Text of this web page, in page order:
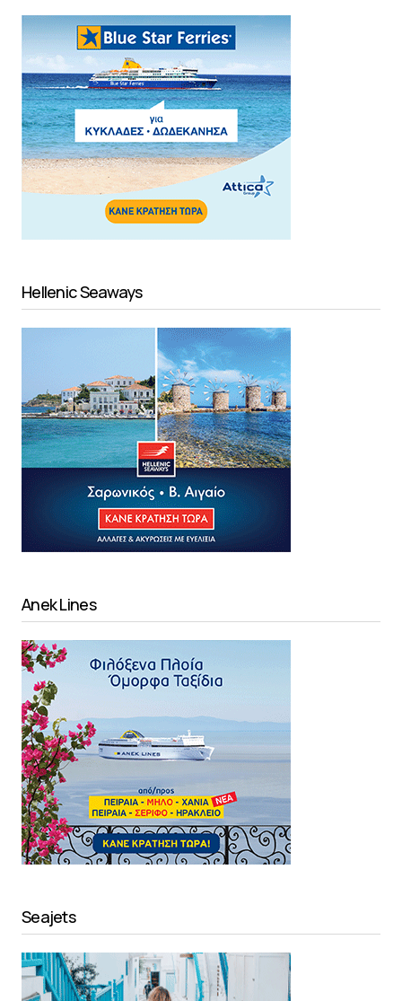
Hellenic Seaways
Anek Lines
Seajets